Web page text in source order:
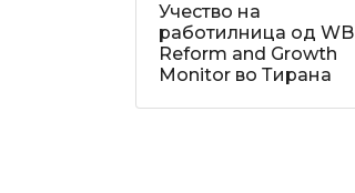
Учество на
работилница од WB
Reform and Growth
Monitor во Тирана